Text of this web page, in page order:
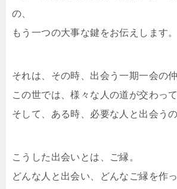
の、
もう一つの大事な鍵をお伝えします。
それは、その時、出会う一期一会の仲
この世では、様々な人の道が交わって
そして、ある時、必要な人と出会うの
こうした出会いとは、ご縁。
どんな人と出会い、どんなご縁を作